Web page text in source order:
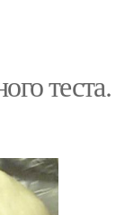
теста.